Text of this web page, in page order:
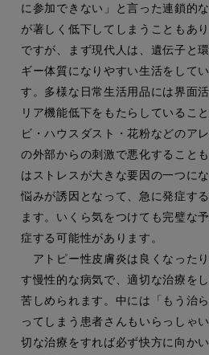
に参加できない」と言った連鎖的
が著しく低下してしまうこともあ
ですが、まず現代人は、遺伝子と
ギー体質になりやすい生活をして
す。多様な日常生活用品には界面
リア機能低下をもたらしているこ
ビ・ハウスダスト・花粉などのア
の外部からの刺激で悪化すること
はストレスが大きな要因の一つに
悩みが誘因となって、急に発症す
ます。いくら気をつけても完璧な
症する可能性があります。
アトピー性皮膚炎は良くなった
す慢性的な病気で、適切な治療を
苦しめられます。中には「もう治
ってしまう患者さんもいらっしゃ
切な治療をすれば必ず快方に向か